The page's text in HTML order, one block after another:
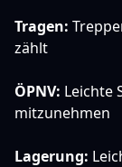
Tragen:
zählt
ÖPNV: Leichte
mitzunehmen
Lagerung: